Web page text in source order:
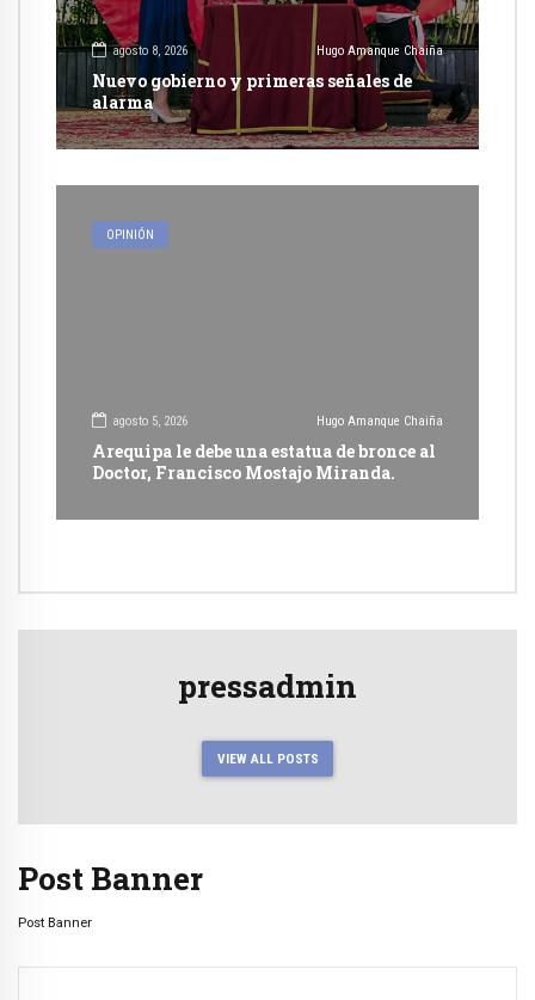
agosto 8, 2026 Hugo Amanque Chaiña
Nuevo gobierno y primeras señales de
alarma
OPINIÓN
agosto 5, 2026 Hugo Amanque Chaiña
Arequipa le debe una estatua de bronce al
Doctor, Francisco Mostajo Miranda.
pressadmin
VIEW ALL POSTS
Post Banner
Post Banner